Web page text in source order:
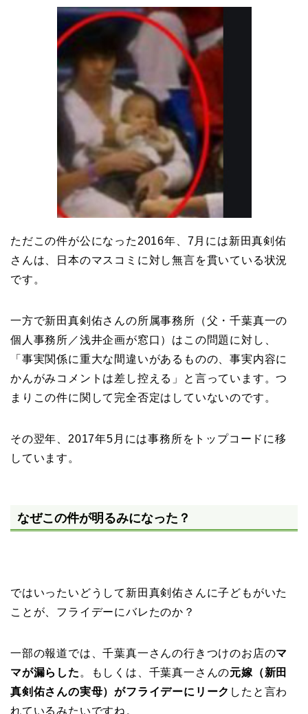
ただこの件が公になった2016年、7月には新田真剣佑
さんは、日本のマスコミに対し無言を貫いている状況
です。
一方で新田真剣佑さんの所属事務所（父・千葉真一の
個人事務所／浅井企画が窓口）はこの問題に対し、
「事実関係に重大な間違いがあるものの、事実内容に
かんがみコメントは差し控える」と言っています。つ
まりこの件に関して完全否定はしていないのです。
その翌年、2017年5月には事務所をトップコードに移
しています。
なぜこの件が明るみになった？
ではいったいどうして新田真剣佑さんに子どもがいた
ことが、フライデーにバレたのか？
一部の報道では、千葉真一さんの行きつけのお店のマ
マが漏らした。もしくは、千葉真一さんの元嫁（新田
真剣佑さんの実母）がフライデーにリーク したと言わ
れているみたいですね。